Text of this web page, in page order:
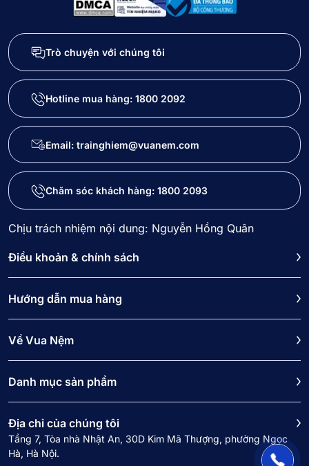
Trò chuyện với chúng tôi
Hotline mua hàng: 1800 2092
Email: trainghiem@vuanem.com
Chăm sóc khách hàng: 1800 2093
Chịu trách nhiệm nội dung: Nguyễn Hồng Quân
Điều khoản & chính sách
Hướng dẫn mua hàng
Về Vua Nệm
Danh mục sản phẩm
Địa chỉ của chúng tôi
Tầng 7, Tòa nhà Nhật An, 30D Kim Mã Thượng, phường Ngọc
Hà, Hà Nội.